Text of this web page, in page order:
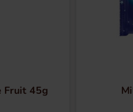
Fruit 45g